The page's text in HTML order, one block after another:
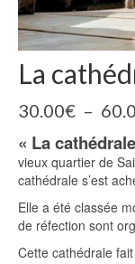
La
30.00€ –
« La
vieux quartier de
cathédrale s’est
Elle a été classée
de réfection sont
Cette cathédrale